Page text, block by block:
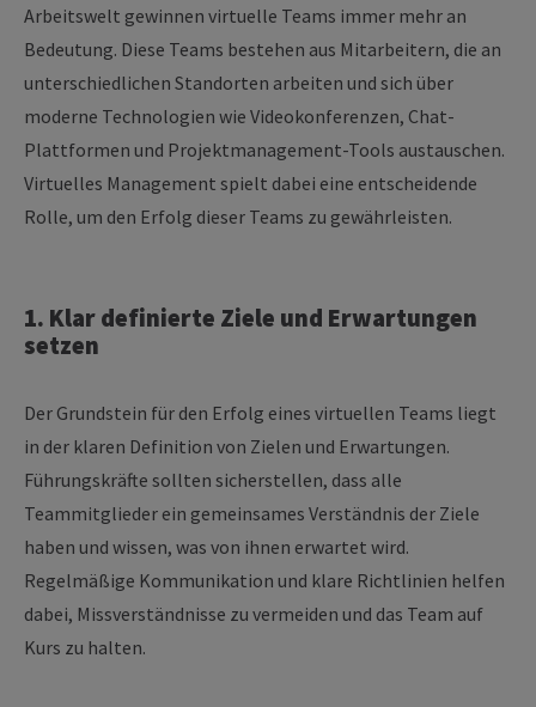
Arbeitswelt gewinnen virtuelle Teams immer mehr an
Bedeutung. Diese Teams bestehen aus Mitarbeitern, die an
unterschiedlichen Standorten arbeiten und sich über
moderne Technologien wie Videokonferenzen, Chat-
Plattformen und Projektmanagement-Tools austauschen.
Virtuelles Management spielt dabei eine entscheidende
Rolle, um den Erfolg dieser Teams zu gewährleisten.
1. Klar definierte Ziele und Erwartungen
setzen
Der Grundstein für den Erfolg eines virtuellen Teams liegt
in der klaren Definition von Zielen und Erwartungen.
Führungskräfte sollten sicherstellen, dass alle
Teammitglieder ein gemeinsames Verständnis der Ziele
haben und wissen, was von ihnen erwartet wird.
Regelmäßige Kommunikation und klare Richtlinien helfen
dabei, Missverständnisse zu vermeiden und das Team auf
Kurs zu halten.